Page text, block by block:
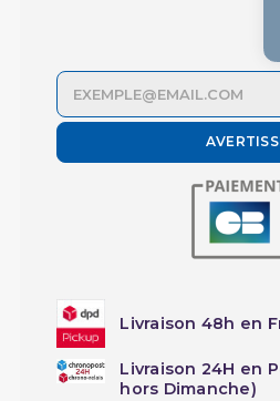
Livraison 48h en
Livraison 24H en
hors Dimanche)